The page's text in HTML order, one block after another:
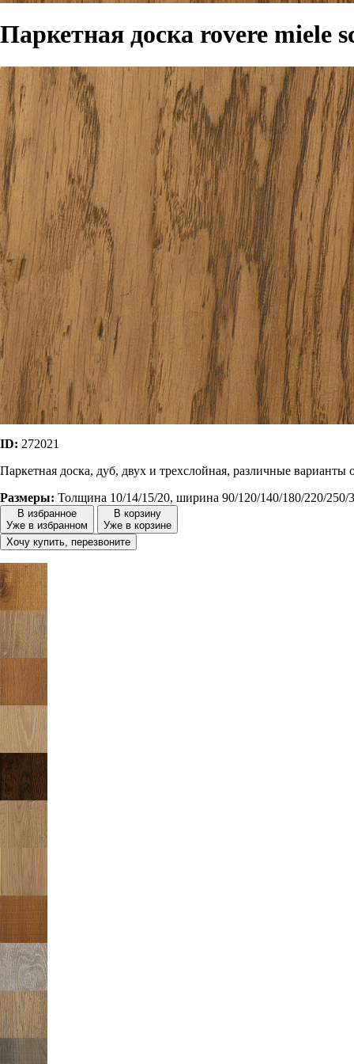
Паркетная доска rovere miele
ID: 272021
Паркетная доска, дуб, двух и трехслойная, различные варианты
Размеры: Толщина 10/14/15/20, ширина 90/120/140/180/220/
В избранное
Уже в избранном
В корзину
Уже в корзине
Хочу купить, перезвоните